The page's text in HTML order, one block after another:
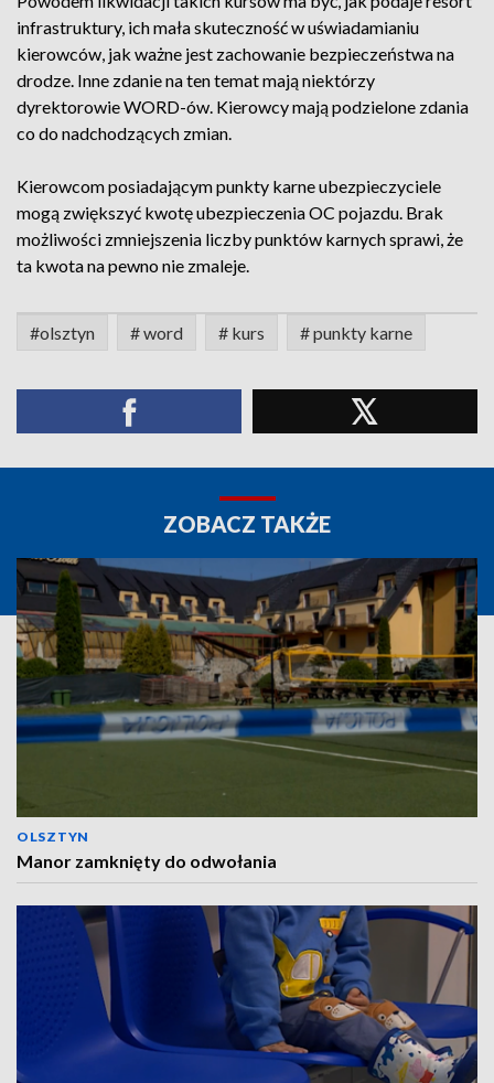
infrastruktury, ich mała skuteczność w uświadamianiu
kierowców, jak ważne jest zachowanie bezpieczeństwa na
drodze. Inne zdanie na ten temat mają niektórzy
dyrektorowie WORD-ów. Kierowcy mają podzielone zdania
co do nadchodzących zmian.
Kierowcom posiadającym punkty karne ubezpieczyciele
mogą zwiększyć kwotę ubezpieczenia OC pojazdu. Brak
możliwości zmniejszenia liczby punktów karnych sprawi, że
ta kwota na pewno nie zmaleje.
#olsztyn # word # kurs # punkty karne
ZOBACZ TAKŻE
OLSZTYN
Manor zamknięty do odwołania